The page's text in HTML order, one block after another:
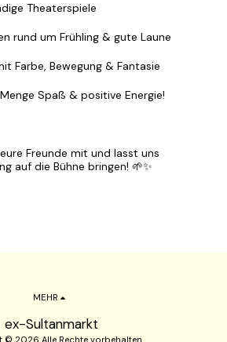
Theaterspiele
rund um Frühling & gute Laune
Farbe, Bewegung & Fantasie
Spaß & positive Energie!
Freunde mit und lasst uns
auf die Bühne bringen! 🌱✨
ex-Sultanmarkt
© 2026 Alle Rechte vorbehalten.
MEHR